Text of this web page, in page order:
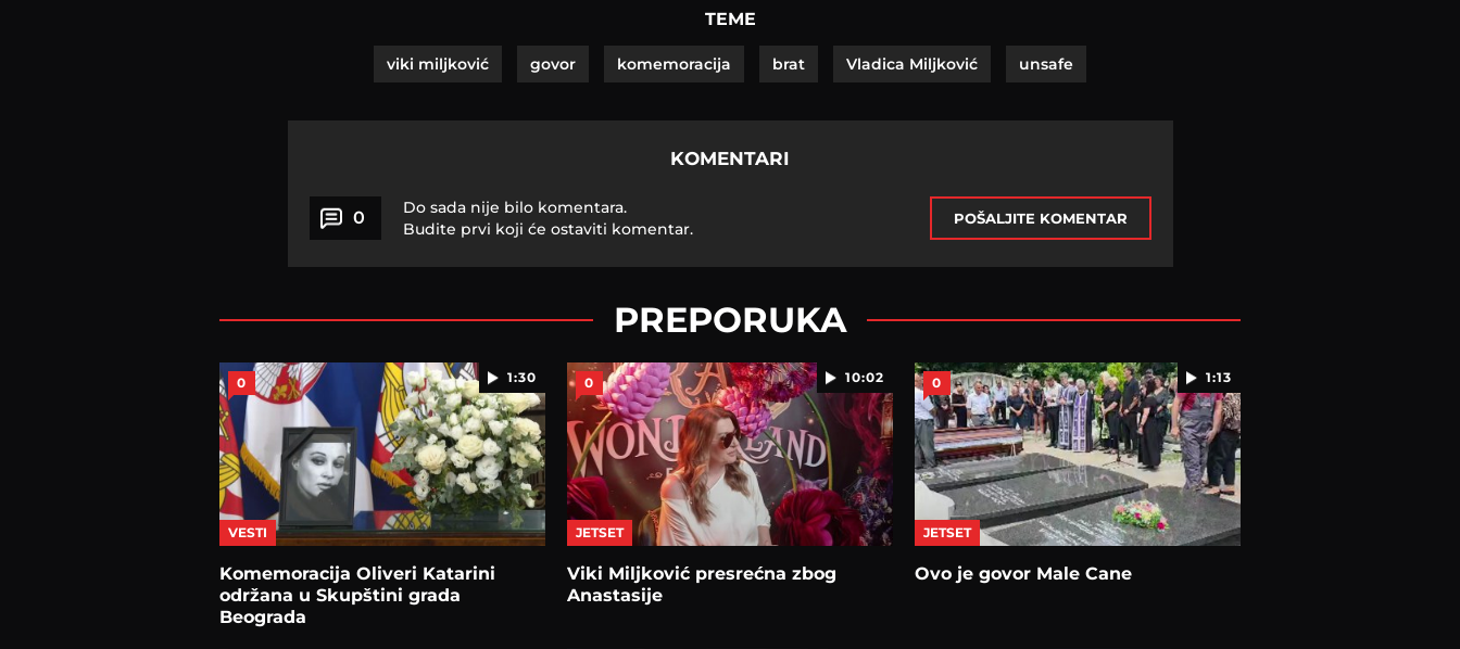
TEME
viki miljković govor komemoracija brat Vladica Miljković unsafe
KOMENTARI
0
Do sada nije bilo komentara.
Budite prvi koji će ostaviti komentar.
POŠALJITE KOMENTAR
PREPORUKA
1:30
0
VESTI
Komemoracija Oliveri Katarini
održana u Skupštini grada
Beograda
10:02
0
JETSET
Viki Miljković presrećna zbog
Anastasije
1:13
0
JETSET
Ovo je govor Male Cane